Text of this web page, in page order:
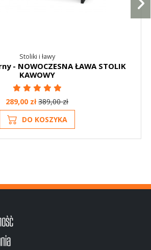
Stoliki i ławy
- NOWOCZESNA ŁAWA STOLIK
KAWOWY
289,00 zł389,00 zł
DO KOSZYKA